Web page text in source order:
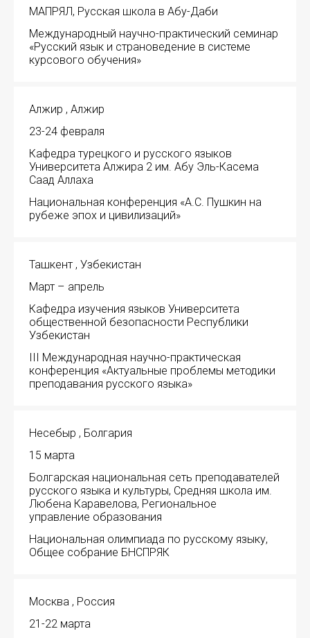
МАПРЯЛ, Русская школа в Абу-Даби
Международный научно-практический семинар
«Русский язык и страноведение в системе
курсового обучения»
Алжир , Алжир
23-24 февраля
Кафедра турецкого и русского языков
Университета Алжира 2 им. Абу Эль-Касема
Саад Аллаха
Национальная конференция «А.С. Пушкин на
рубеже эпох и цивилизаций»
Ташкент , Узбекистан
Март – апрель
Кафедра изучения языков Университета
общественной безопасности Республики
Узбекистан
III Международная научно-практическая
конференция «Актуальные проблемы методики
преподавания русского языка»
Несебыр , Болгария
15 марта
Болгарская национальная сеть преподавателей
русского языка и культуры, Средняя школа им.
Любена Каравелова, Региональное
управление образования
Национальная олимпиада по русскому языку,
Общее собрание БНСПРЯК
Москва , Россия
21-22 марта